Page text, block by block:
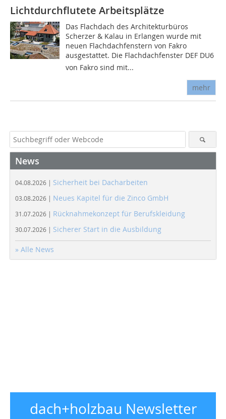
Lichtdurchflutete Arbeitsplätze
Das Flachdach des Architekturbüros
Scherzer & Kalau in Erlangen wurde mit
neuen Flachdachfenstern von Fakro
ausgestattet. Die Flachdachfenster DEF DU6
von Fakro sind mit...
mehr
News
04.08.2026 | Sicherheit bei Dacharbeiten
03.08.2026 | Neues Kapitel für die Zinco GmbH
31.07.2026 | Rücknahmekonzept für Berufskleidung
30.07.2026 | Sicherer Start in die Ausbildung
» Alle News
dach+holzbau Newsletter